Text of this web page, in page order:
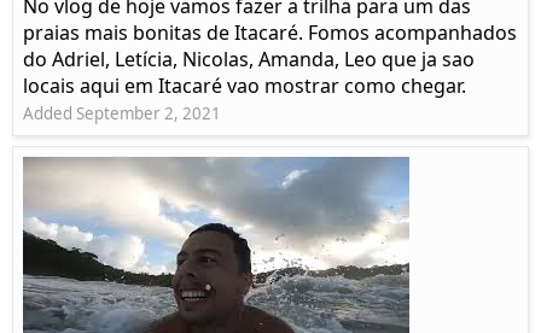
No vlog de hoje vamos fazer a trilha para um das
praias mais bonitas de Itacaré. Fomos acompanhados
do Adriel, Letícia, Nicolas, Amanda, Leo que ja sao
locais aqui em Itacaré vao mostrar como chegar.
Added September 2, 2021